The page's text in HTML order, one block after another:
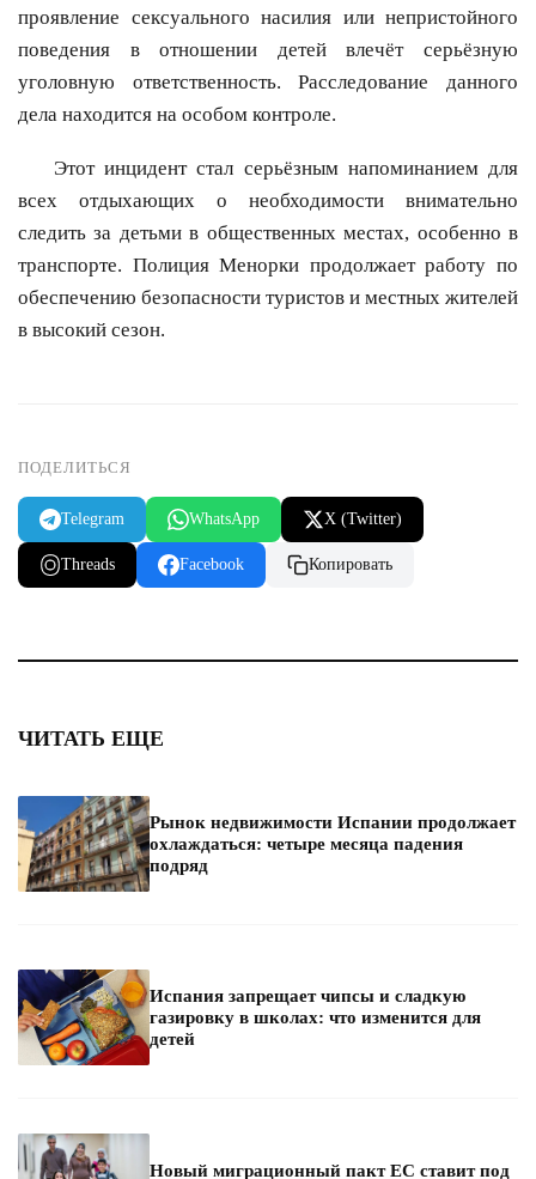
проявление сексуального насилия или непристойного
поведения в отношении детей влечёт серьёзную
уголовную ответственность. Расследование данного
дела находится на особом контроле.
Этот инцидент стал серьёзным напоминанием для
всех отдыхающих о необходимости внимательно
следить за детьми в общественных местах, особенно в
транспорте. Полиция Менорки продолжает работу по
обеспечению безопасности туристов и местных жителей
в высокий сезон.
ПОДЕЛИТЬСЯ
Telegram WhatsApp X (Twitter)
Threads Facebook Копировать
ЧИТАТЬ ЕЩЕ
Рынок недвижимости Испании продолжает
охлаждаться: четыре месяца падения
подряд
Испания запрещает чипсы и сладкую
газировку в школах: что изменится для
детей
Новый миграционный пакт ЕС ставит под